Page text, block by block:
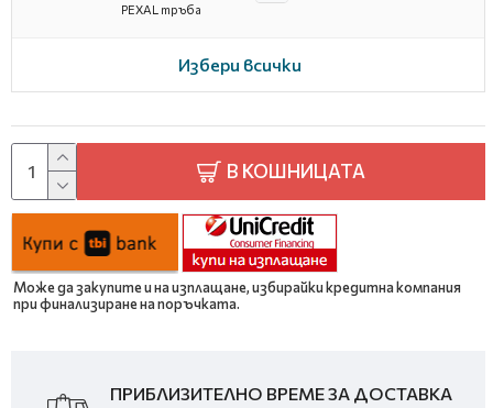
PEXAL тръба
Избери всички
В КОШНИЦАТА
Може да закупите и на изплащане, избирайки кредитна компания
при финализиране на поръчката.
ПРИБЛИЗИТЕЛНО ВРЕМЕ ЗА ДОСТАВКА